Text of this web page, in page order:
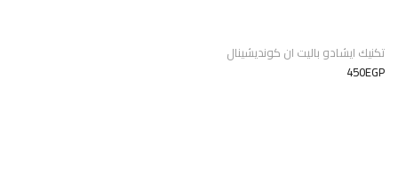
تكنيك ايشادو باليت ان كونديشينال
450EGP